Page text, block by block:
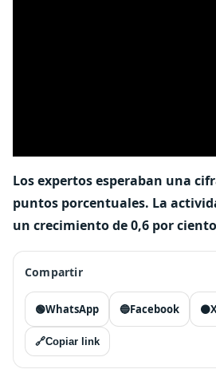
Los expertos esperaban una
puntos porcentuales. La
un crecimiento de 0,6 por
Compartir
🟢WhatsApp 🔵Facebook ⚫
🔗Copiar link